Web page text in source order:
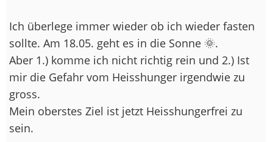
Ich überlege immer wieder ob ich wieder fasten
sollte. Am 18.05. geht es in die Sonne 🌞.
Aber 1.) komme ich nicht richtig rein und 2.) Ist
mir die Gefahr vom Heisshunger irgendwie zu
gross.
Mein oberstes Ziel ist jetzt Heisshungerfrei zu
sein.